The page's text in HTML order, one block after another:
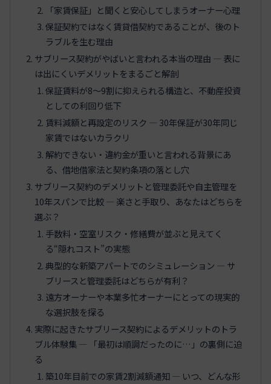
「家賃保証」と聞くと安心してしまうオーナー心理
保証契約ではなく賃貸借契約であることが、後のト
ラブルを生む理由
サブリース契約がやばいと言われる本当の理由 ― 表に
は出にくいデメリットをまるごと解剖
保証賃料が8〜9割に抑えられる構造と、不動産投資
としての利回り低下
賃料減額と再設定のリスク ― 30年保証が30年同じ
家賃ではないカラクリ
解約できない・違約金が重いと言われる背景にあ
る、借地借家法と契約条項の落とし穴
サブリース契約のデメリットと管理委託や自主管理を
10年スパンで比較 ― 楽さと手取り、あなたはどちらを
選ぶ？
手数料・空室リスク・修繕費が並ぶと見えてく
る“隠れコスト”の実態
典型的な新築アパートでのシミュレーション ― サ
ブリースと管理委託はどちらが有利？
遠方オーナーや本業多忙オーナーにとっての現実的
な選択肢を探る
実際に起きたサブリース契約によるデメリットのトラ
ブル体験集 ― 「最初は順調だったのに…」の裏側に迫
る
築10年目前での家賃2割減額通知 ― いつ、どんな形